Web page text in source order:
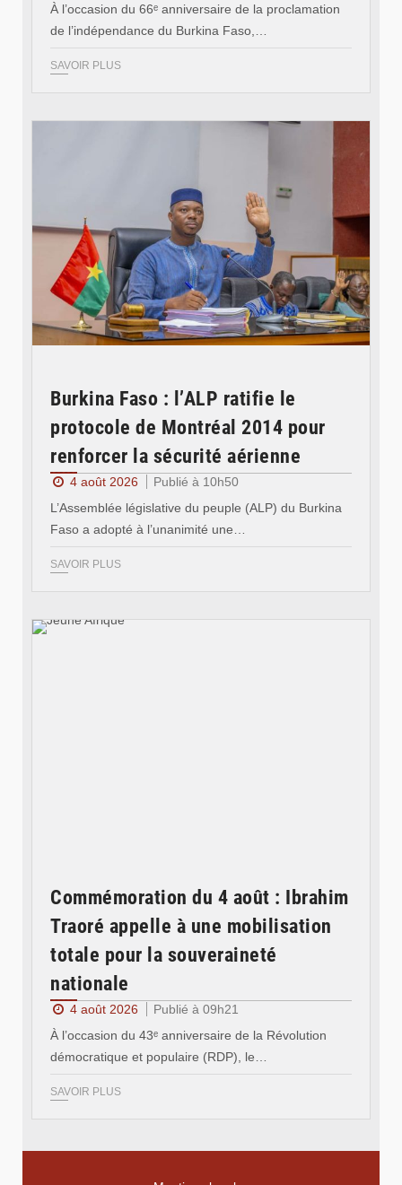
À l’occasion du 66ᵉ anniversaire de la proclamation
de l’indépendance du Burkina Faso,…
SAVOIR PLUS
Burkina Faso : l’ALP ratifie le
protocole de Montréal 2014 pour
renforcer la sécurité aérienne
4 août 2026
Publié à 10h50
L’Assemblée législative du peuple (ALP) du Burkina
Faso a adopté à l’unanimité une…
SAVOIR PLUS
Commémoration du 4 août : Ibrahim
Traoré appelle à une mobilisation
totale pour la souveraineté
nationale
4 août 2026
Publié à 09h21
À l’occasion du 43ᵉ anniversaire de la Révolution
démocratique et populaire (RDP), le…
SAVOIR PLUS